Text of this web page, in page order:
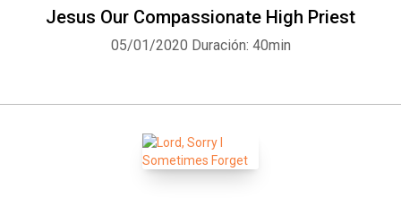
Jesus Our Compassionate High Priest
05/01/2020 Duración: 40min
Whatsapp Facebook Twitter E-mail